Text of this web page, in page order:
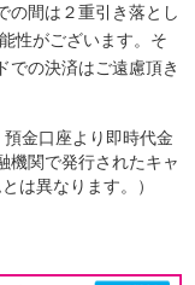
の間は２重引き落とし
性がございます。そ
での決済はご遠慮頂き
金口座より即時代金
機関で発行されたキャ
は異なります。）